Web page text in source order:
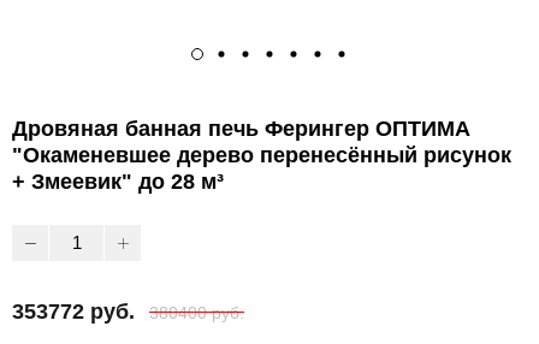
Дровяная банная печь Ферингер ОПТИМА
"Окаменевшее дерево перенесённый рисунок
+ Змеевик" до 28 м³
353772 руб. 380400 руб.